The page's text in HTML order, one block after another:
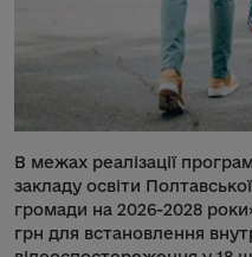
В межах реалізації
закладу освіти
громади на 2026-2028
грн для встановлення